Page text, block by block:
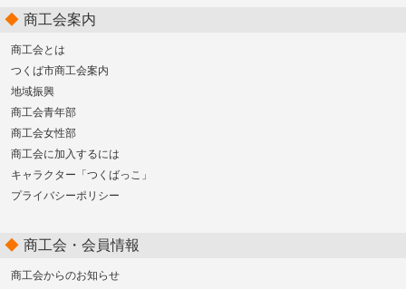
商工会案内
商工会とは
つくば市商工会案内
地域振興
商工会青年部
商工会女性部
商工会に加入するには
キャラクター「つくばっこ」
プライバシーポリシー
商工会・会員情報
商工会からのお知らせ